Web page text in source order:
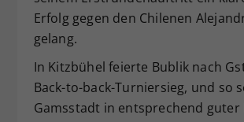
Erfolg gegen den Chilenen
gelang.
In Kitzbühel feierte Bublik nach
Back-to-back-Turniersieg, und so
Gamsstadt in entsprechend